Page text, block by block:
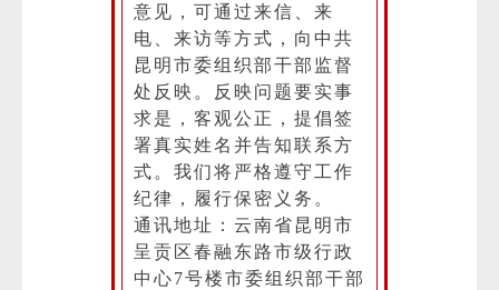
意见，可通过来信、来
电、来访等方式，向中共
昆明市委组织部干部监督
处反映。反映问题要实事
求是，客观公正，提倡签
署真实姓名并告知联系方
式。我们将严格遵守工作
纪律，履行保密义务。
通讯地址：云南省昆明市
呈贡区春融东路市级行政
中心7号楼市委组织部干部